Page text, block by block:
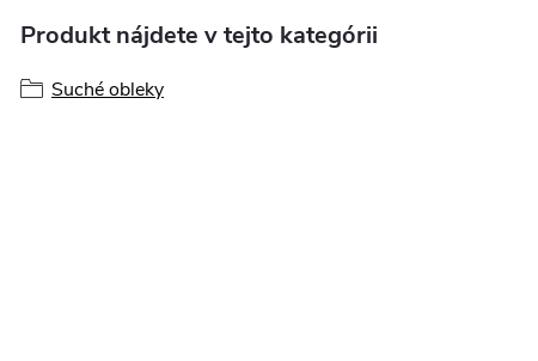
Produkt nájdete v tejto kategórii
Suché obleky